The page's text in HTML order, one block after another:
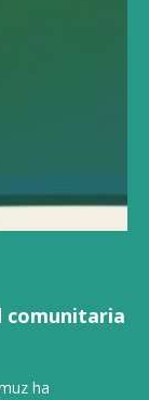
comunitaria
ha